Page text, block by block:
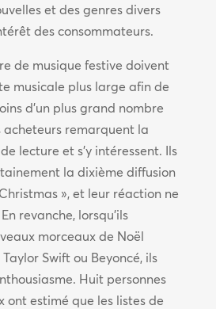
et des genres divers
des consommateurs.
de musique festive doivent
musicale plus large afin de
d’un plus grand nombre
acheteurs remarquent la
lecture et s’y intéressent. Ils
la dixième diffusion
», et leur réaction ne
revanche, lorsqu’ils
morceaux de Noël
Swift ou Beyoncé, ils
Huit personnes
ont estimé que les listes de